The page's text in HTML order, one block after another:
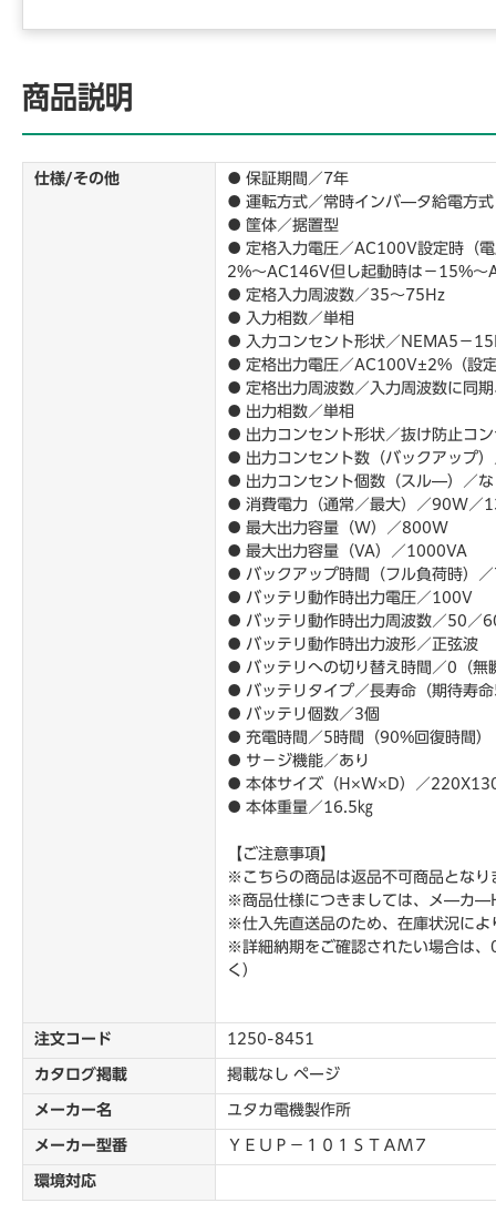
商品説明
仕様/その他
● 保証期間／7年
● 運転方式／常時インバ―タ給電方式
● 筐体／据置型
● 定格入力電圧／AC100V設定時（
2%～AC146V但し起動時は－15%～
● 定格入力周波数／35～75Hz
● 入力相数／単相
● 入力コンセント形状／NEMA5－
● 定格出力電圧／AC100V±2%（設
● 定格出力周波数／入力周波数に同
● 出力相数／単相
● 出力コンセント形状／抜け防止コ
● 出力コンセント数（バックアップ
● 出力コンセント個数（スル―）／な
● 消費電力（通常／最大）／90W／
● 最大出力容量（W）／800W
● 最大出力容量（VA）／1000VA
● バックアップ時間（フル負荷時）
● バッテリ動作時出力電圧／100V
● バッテリ動作時出力周波数／50／
● バッテリ動作時出力波形／正弦波
● バッテリへの切り替え時間／0（
● バッテリタイプ／長寿命（期待寿
● バッテリ個数／3個
● 充電時間／5時間（90%回復時間）
● サ－ジ機能／あり
● 本体サイズ（H×W×D）／
● 本体重量／16.5㎏
【ご注意事項】
※こちらの商品は返品不可商品となり
※商品仕様につきましては、メ―カ
※仕入先直送品のため、在庫状況に
※詳細納期をご確認されたい場合は
く）
注文コード 1250-8451
カタログ掲載 掲載なし ページ
メーカー名 ユタカ電機製作所
メーカー型番 ＹＥＵＰ－１０１ＳＴＡＭ７
環境対応